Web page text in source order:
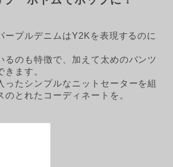
ープルデニムはY2Kを表現するのに
るのも特徴で、加えて太めのパンツ
ます。
ったシンプルなニットセーターを組
のとれたコーディネートを。